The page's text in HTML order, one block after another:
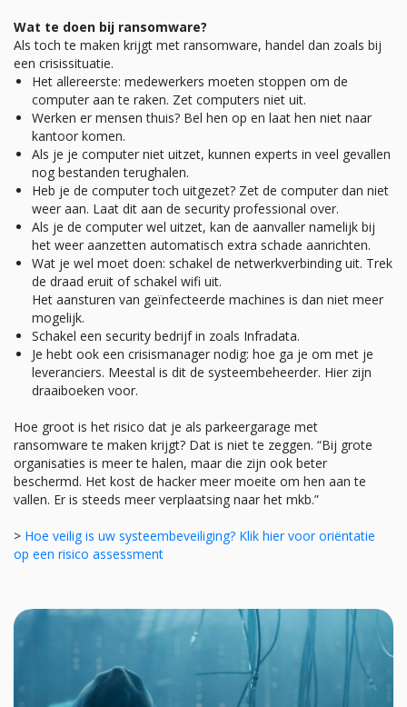
Wat te doen bij ransomware?
Als toch te maken krijgt met ransomware, handel dan zoals bij
een crisissituatie.
Het allereerste: medewerkers moeten stoppen om de
computer aan te raken. Zet computers niet uit.
Werken er mensen thuis? Bel hen op en laat hen niet naar
kantoor komen.
Als je je computer niet uitzet, kunnen experts in veel gevallen
nog bestanden terughalen.
Heb je de computer toch uitgezet? Zet de computer dan niet
weer aan. Laat dit aan de security professional over.
Als je de computer wel uitzet, kan de aanvaller namelijk bij
het weer aanzetten automatisch extra schade aanrichten.
Wat je wel moet doen: schakel de netwerkverbinding uit. Trek
de draad eruit of schakel wifi uit.
Het aansturen van geïnfecteerde machines is dan niet meer
mogelijk.
Schakel een security bedrijf in zoals Infradata.
Je hebt ook een crisismanager nodig: hoe ga je om met je
leveranciers. Meestal is dit de systeembeheerder. Hier zijn
draaiboeken voor.
Hoe groot is het risico dat je als parkeergarage met
ransomware te maken krijgt? Dat is niet te zeggen. “Bij grote
organisaties is meer te halen, maar die zijn ook beter
beschermd. Het kost de hacker meer moeite om hen aan te
vallen. Er is steeds meer verplaatsing naar het mkb.”
> Hoe veilig is uw systeembeveiliging? Klik hier voor oriëntatie
op een risico assessment